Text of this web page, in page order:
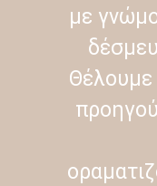
με
Θέλουμε